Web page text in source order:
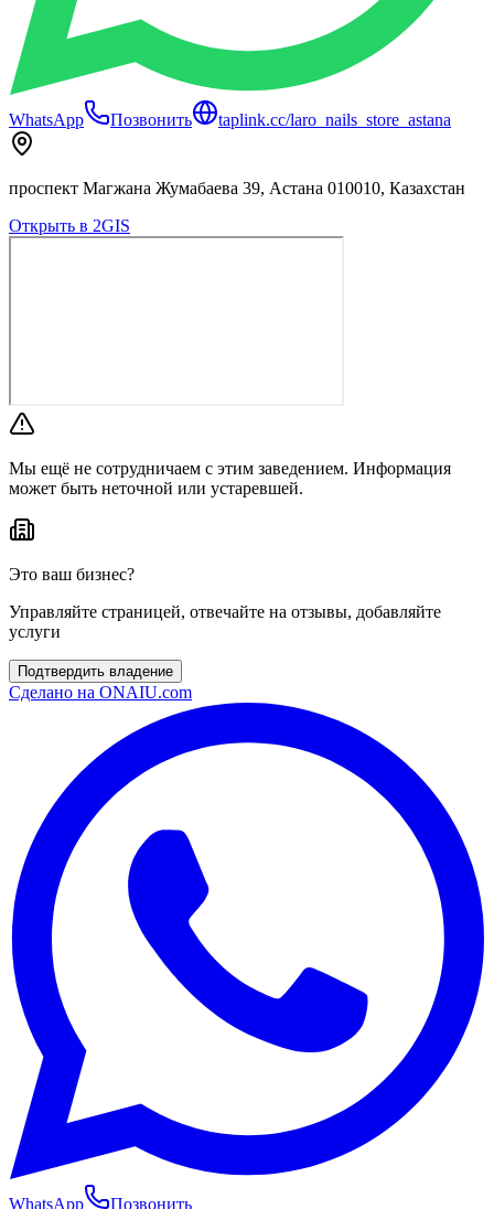
WhatsApp Позвонить taplink.cc/laro_nails_store_astana
проспект Магжана Жумабаева 39, Астана 010010, Казахстан
Открыть в 2GIS
Мы ещё не сотрудничаем с этим заведением. Информация
может быть неточной или устаревшей.
Это ваш бизнес?
Управляйте страницей, отвечайте на отзывы, добавляйте
услуги
Подтвердить владение
Сделано на ONAIU.com
WhatsApp Позвонить